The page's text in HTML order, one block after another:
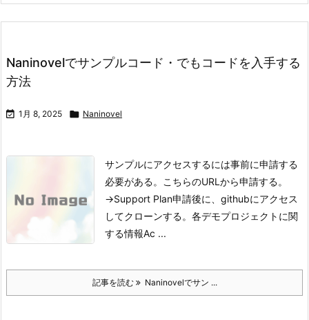
Naninovelでサンプルコード・でもコードを入手する
方法
 1月 8, 2025  Naninovel
サンプルにアクセスするには事前に申請する
必要がある。
こちらのURLから申請する。
→Support Plan申請後に、githubにアクセス
してクローンする。 各デモプロジェクトに関
する情報Ac ...
記事を読む Naninovelでサン ...